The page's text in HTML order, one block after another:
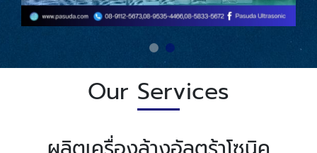
Our Services